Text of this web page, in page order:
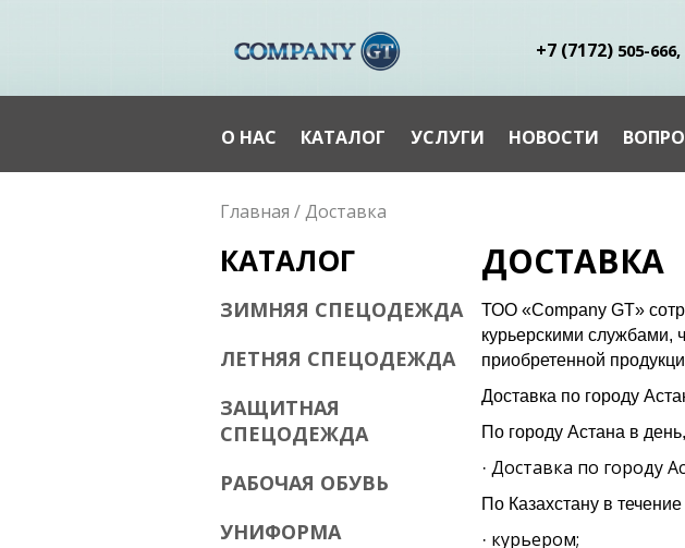
+7 (7172) 505-666,
О НАС КАТАЛОГ УСЛУГИ НОВОСТИ
Вы здесь
Главная /Доставка
КАТАЛОГ
ЗИМНЯЯ СПЕЦОДЕЖДА
ЛЕТНЯЯ СПЕЦОДЕЖДА
ЗАЩИТНАЯ
СПЕЦОДЕЖДА
РАБОЧАЯ ОБУВЬ
УНИФОРМА
ДОСТАВКА
ТОО «Company GT»
курьерскими службами,
приобретенной
Доставка по городу
По городу Астана в
· Доставка по городу
По Казахстану в
· курьером;